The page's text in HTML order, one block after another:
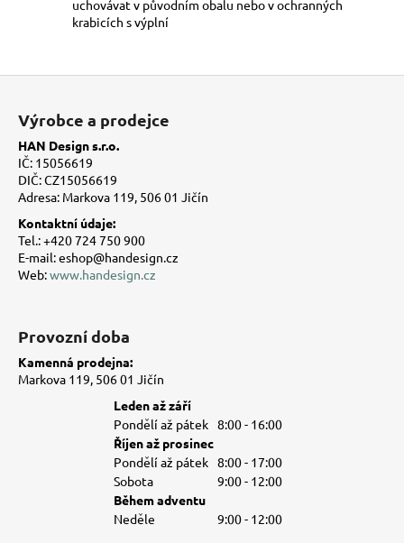
uchovávat v původním obalu nebo v ochranných
krabicích s výplní
Výrobce a prodejce
HAN Design s.r.o.
IČ: 15056619
DIČ: CZ15056619
Adresa: Markova 119, 506 01 Jičín
Kontaktní údaje:
Tel.: +420 724 750 900
E-mail: eshop@handesign.cz
Web:www.handesign.cz
Provozní doba
Kamenná prodejna:
Markova 119, 506 01 Jičín
Leden až září
Pondělí až pátek 8:00 - 16:00
Říjen až prosinec
Pondělí až pátek 8:00 - 17:00
Sobota
9:00 - 12:00
Během adventu
Neděle
9:00 - 12:00